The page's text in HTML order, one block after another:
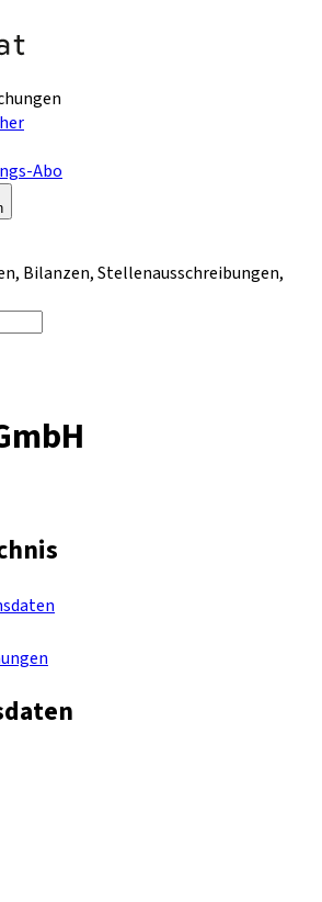
Abo
Bilanzen, Stellenausschreibungen,